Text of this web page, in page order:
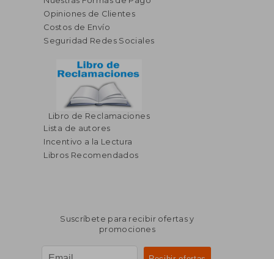
40%
dcto.
$ 72.66
$ 43.60
Opiniones de Clientes
Costos de Envío
Seguridad Redes Sociales
Libro de Reclamaciones
Lista de autores
Incentivo a la Lectura
Libros Recomendados
Suscríbete para recibir ofertas y
promociones